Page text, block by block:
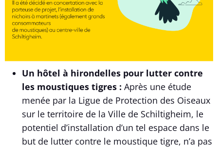
Un hôtel à hirondelles pour lutter contre
les moustiques tigres : Après une étude
menée par la Ligue de Protection des Oiseaux
sur le territoire de la Ville de Schiltigheim, le
potentiel d’installation d’un tel espace dans le
but de lutter contre le moustique tigre, n’a pas